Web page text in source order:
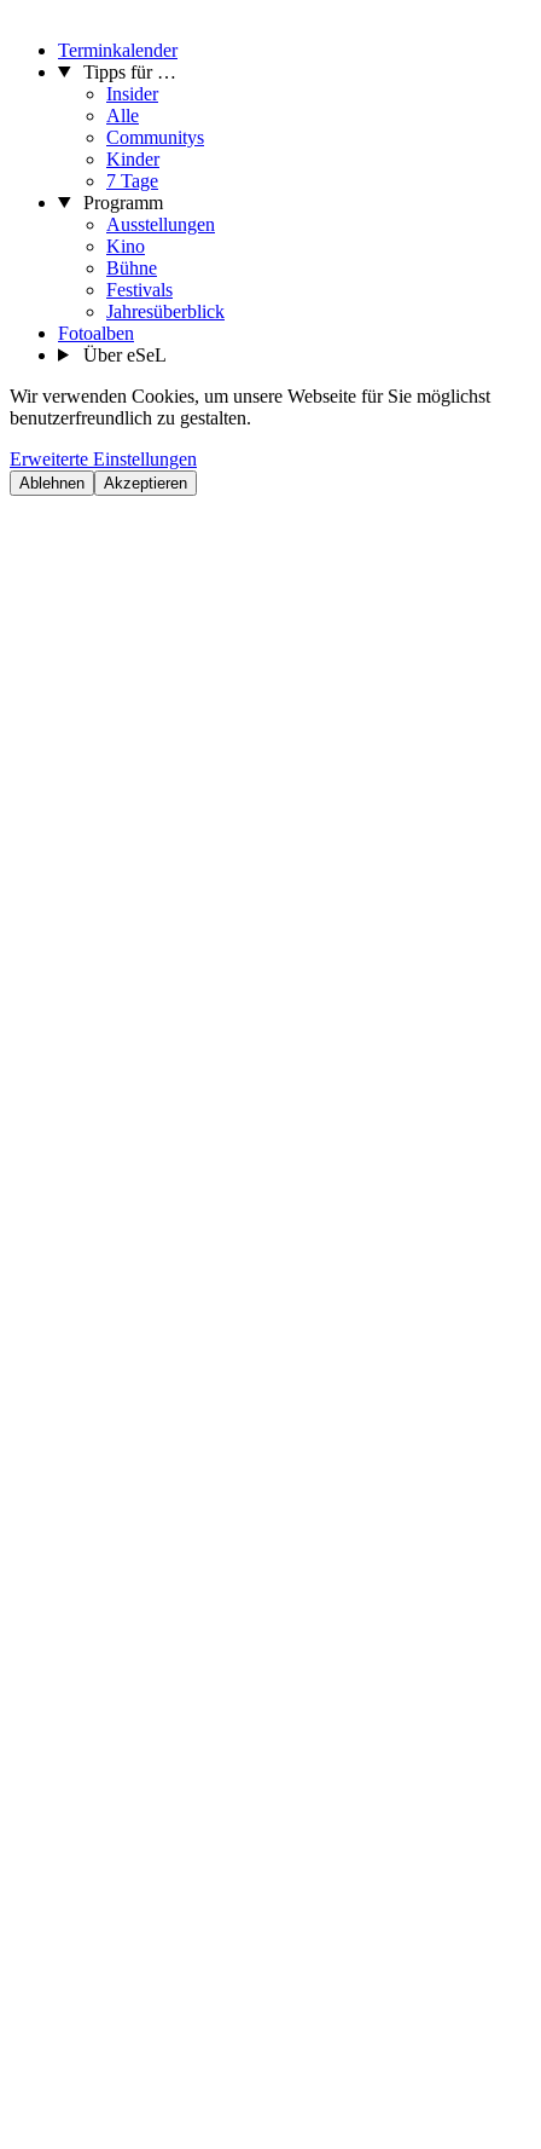
Terminkalender
Tipps für …
Insider
Alle
Communitys
Kinder
7 Tage
Programm
Ausstellungen
Kino
Bühne
Festivals
Jahresüberblick
Fotoalben
Über eSeL
Wir verwenden Cookies, um unsere Webseite für Sie möglichst
benutzerfreundlich zu gestalten.
Erweiterte Einstellungen
Ablehnen Akzeptieren